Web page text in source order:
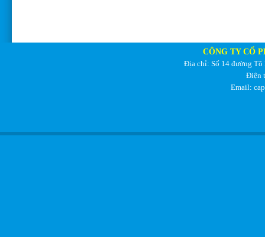
CÔNG TY CỔ
Địa chỉ: Số 14 đường Tô
Điện
Email: